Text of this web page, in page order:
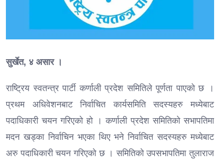
सुर्खेत, ४ असार ।
राष्ट्रिय स्वतन्त्र पार्टी कर्णाली प्रदेश समितिले पूर्णता पाएको छ ।
प्रथम अधिवेशनबाट निर्वाचित कार्यसमिति सदस्यहरु मध्येबाट
पदाधिकारी चयन गरिएको हो । कर्णाली प्रदेश समितिको सभापतिमा
मदन खड्का निर्वाचिन भएका थिए भने निर्वाचित सदस्यहरु मध्येबाट
अरु पदाधिकारी चयन गरिएको छ । समितिको उपसभापतिमा तुलाराज